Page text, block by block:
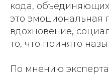
кода,
это эмоциональная
вдохновение,
то, что принято
По мнению